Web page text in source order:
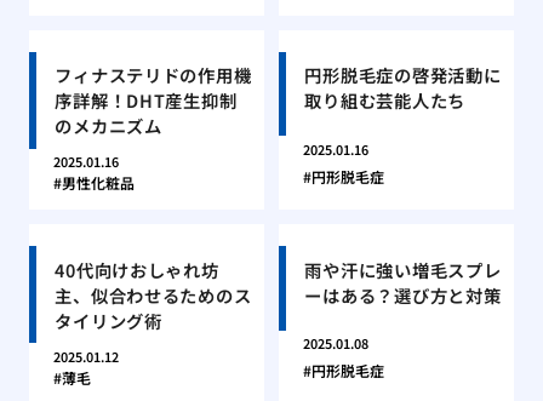
フィナステリドの作用機
序詳解！DHT産生抑制
のメカニズム
2025.01.16
男性化粧品
円形脱毛症の啓発活動に
取り組む芸能人たち
2025.01.16
円形脱毛症
40代向けおしゃれ坊
主、似合わせるためのス
タイリング術
2025.01.12
薄毛
雨や汗に強い増毛スプレ
ーはある？選び方と対策
2025.01.08
円形脱毛症